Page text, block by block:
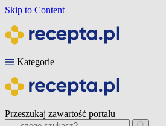
Skip to Content
Kategorie
Przeszukaj zawartość portalu